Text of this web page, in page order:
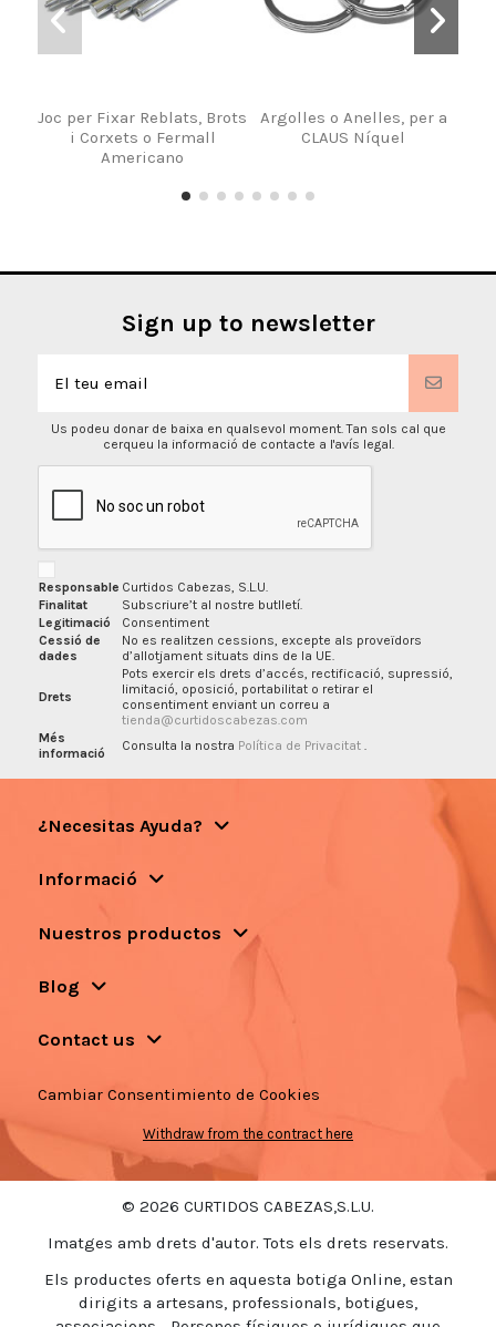
Joc per Fixar Reblats, Brots
i Corxets o Fermall
Americano
Argolles o Anelles, per a
CLAUS Níquel
Sign up to newsletter
Us podeu donar de baixa en qualsevol moment. Tan sols cal que
cerqueu la informació de contacte a l'avís legal.
Responsable Curtidos Cabezas, S.L.U.
Finalitat
Subscriure’t al nostre butlletí.
Legitimació
Consentiment
Cessió de
dades
No es realitzen cessions, excepte als proveïdors
d’allotjament situats dins de la UE.
Drets
Pots exercir els drets d’accés, rectificació, supressió,
limitació, oposició, portabilitat o retirar el
consentiment enviant un correu a
tienda@curtidoscabezas.com
Més
informació
Consulta la nostra Política de Privacitat
¿Necesitas Ayuda?
Informació
Nuestros productos
Blog
Contact us
Cambiar Consentimiento de Cookies
Withdraw from the contract here
© 2026 CURTIDOS CABEZAS,S.L.U.
Imatges amb drets d'autor. Tots els drets reservats.
Els productes oferts en aquesta botiga Online, estan
dirigits a artesans, professionals, botigues,